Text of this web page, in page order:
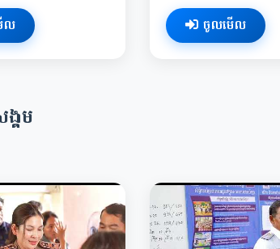
ល ចូលមើល
គម